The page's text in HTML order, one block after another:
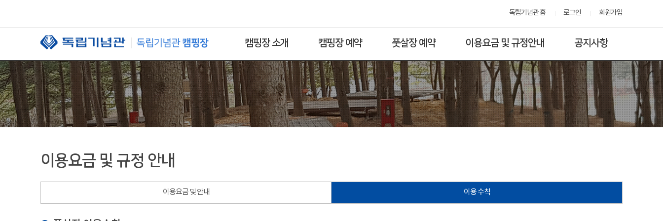
독립기념관 홈 로그인 회원가입
캠핑장 소개 캠핑장 예약 풋살장 예약 이용요금 및 규정안내 공지사항
이용요금 및 규정 안내
이용요금 및 안내 이용 수칙